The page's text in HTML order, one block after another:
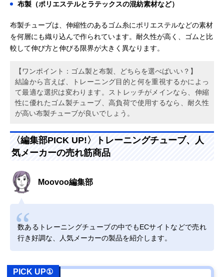
布製（ポリエステルとラテックスの混紡素材など）
布製チューブは、伸縮性のあるゴム糸にポリエステルなどの素材
を何層にも織り込んで作られています。耐久性が高く、ゴムと比
較して伸び方と伸びる限界が大きく異なります。
【ワンポイント：ゴム製と布製、どちらを選べばいい？】
結論から言えば、トレーニング目的と何を重視するかによっ
て最適な選択は変わります。ストレッチがメインなら、伸縮
性に優れたゴム製チューブ、高負荷で使用するなら、耐久性
が高い布製チューブが良いでしょう。
〈編集部PICK UP!〉トレーニングチューブ、人
気メーカーの売れ筋商品
Moovoo編集部
数あるトレーニングチューブの中でもECサイトなどで売れ
行き好調な、人気メーカーの製品を紹介します。
PICK UP①